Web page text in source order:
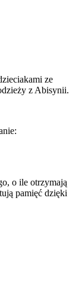
ze
z Abisynii.
o ile otrzymają
pamięć dzięki